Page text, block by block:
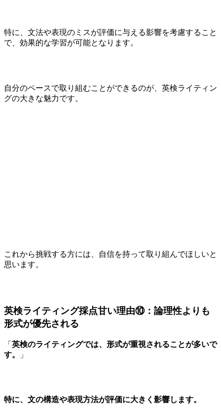
特に、文法や表現のミスが評価に与える影響を考慮すること
で、効果的な学習が可能となります。
自分のペースで取り組むことができるのが、英検ライティン
グの大きな魅力です。
これから挑戦する方には、自信を持って取り組んでほしいと
思います。
英検ライティング採点甘い理由⑩：論理性よりも
形式が優先される
「 英検のライティングでは、形式が重視されることが多いで
す。
」
特に、文の構造や表現方法が評価に大きく影響します。